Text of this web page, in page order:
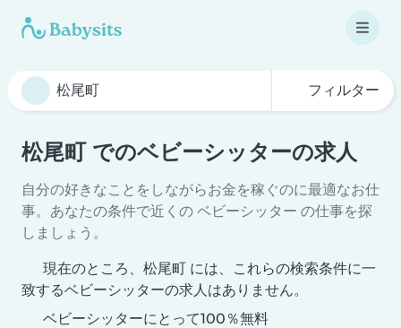
フィルター
松尾町 でのベビーシッターの求人
自分の好きなことをしながらお金を稼ぐのに最適なお仕
事。あなたの条件で近くの ベビーシッター の仕事を探
しましょう。
現在のところ、松尾町 には、これらの検索条件に一
致するベビーシッターの求人はありません。
ベビーシッターにとって100％無料